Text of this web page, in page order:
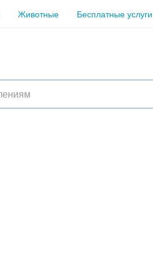
Животные Бесплатные услуги